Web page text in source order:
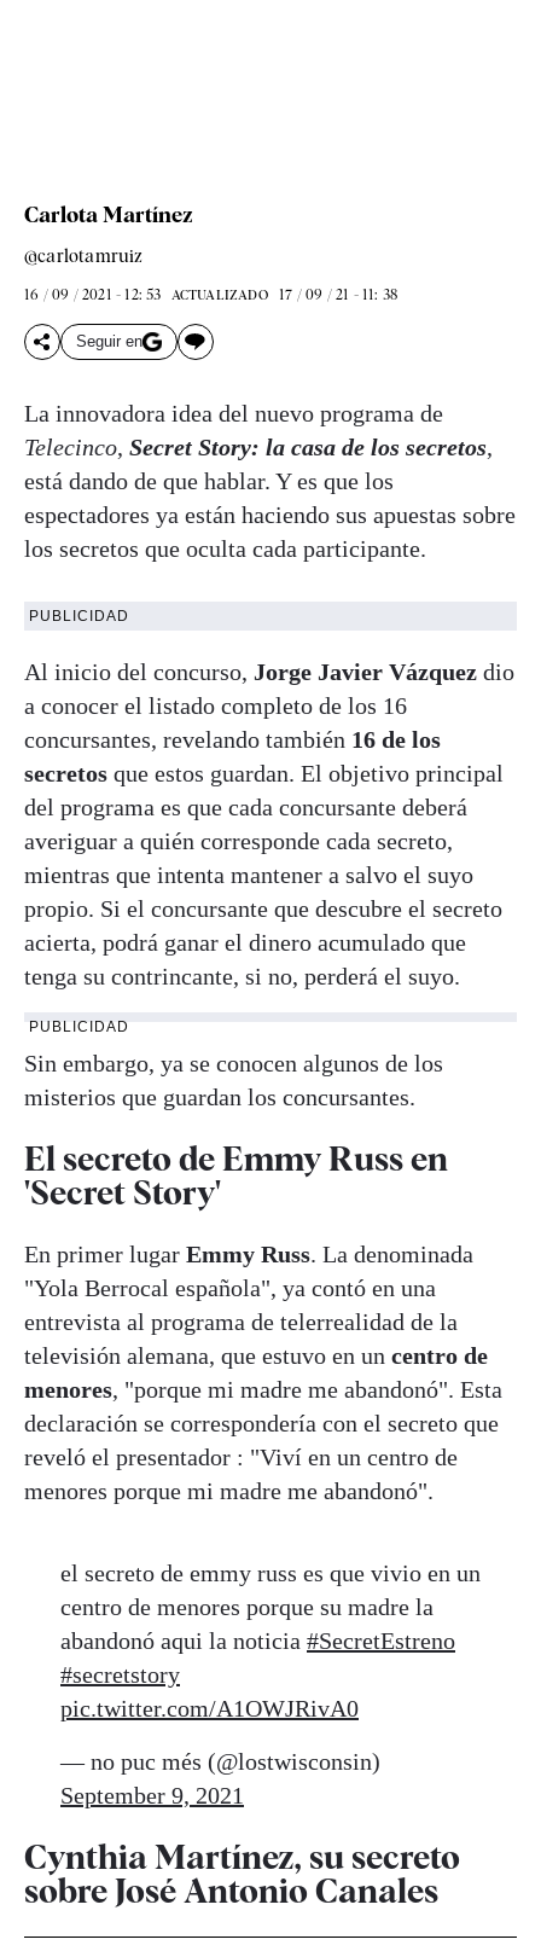
Carlota Martínez
@carlotamruiz
16 / 09 / 2021 - 12: 53 ACTUALIZADO 17 / 09 / 21 - 11: 38
Seguir en
La innovadora idea del nuevo programa de
Telecinco, Secret Story: la casa de los secretos,
está dando de que hablar. Y es que los
espectadores ya están haciendo sus apuestas sobre
los secretos que oculta cada participante.
PUBLICIDAD
Al inicio del concurso, Jorge Javier Vázquez dio
a conocer el listado completo de los 16
concursantes, revelando también 16 de los
secretos que estos guardan. El objetivo principal
del programa es que cada concursante deberá
averiguar a quién corresponde cada secreto,
mientras que intenta mantener a salvo el suyo
propio. Si el concursante que descubre el secreto
acierta, podrá ganar el dinero acumulado que
tenga su contrincante, si no, perderá el suyo.
PUBLICIDAD
Sin embargo, ya se conocen algunos de los
misterios que guardan los concursantes.
El secreto de Emmy Russ en
'Secret Story'
En primer lugar Emmy Russ. La denominada
"Yola Berrocal española", ya contó en una
entrevista al programa de telerrealidad de la
televisión alemana, que estuvo en un centro de
menores, "porque mi madre me abandonó". Esta
declaración se correspondería con el secreto que
reveló el presentador : "Viví en un centro de
menores porque mi madre me abandonó".
el secreto de emmy russ es que vivio en un
centro de menores porque su madre la
abandonó aqui la noticia #SecretEstreno
#secretstory
pic.twitter.com/A1OWJRivA0
— no puc més (@lostwisconsin)
September 9, 2021
Cynthia Martínez, su secreto
sobre José Antonio Canales